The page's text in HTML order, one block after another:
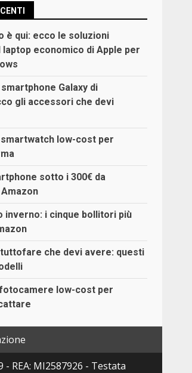
è qui: ecco le soluzioni
economico di Apple per
Galaxy di
gli accessori che devi
low-cost per
sotto i 300€ da
inverno: i cinque bollitori più
che devi avere: questi
low-cost per
REA: MI2587926 - Testata